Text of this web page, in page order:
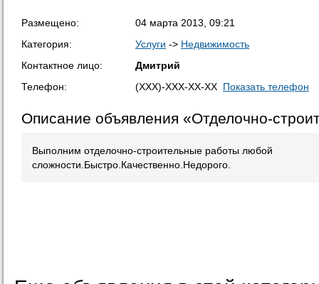
Размещено:
04 марта 2013, 09:21
Категория:
Услуги -> Недвижимость
Контактное лицо:
Дмитрий
Телефон:
(XXX)-XXX-XX-XX Показать телефон
Описание объявления «Отделочно-
Выполним отделочно-строительные работы любой
сложности.Быстро.Качественно.Недорого.